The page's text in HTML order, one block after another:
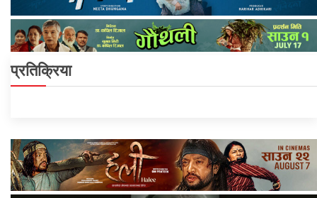
प्रतिक्रिया